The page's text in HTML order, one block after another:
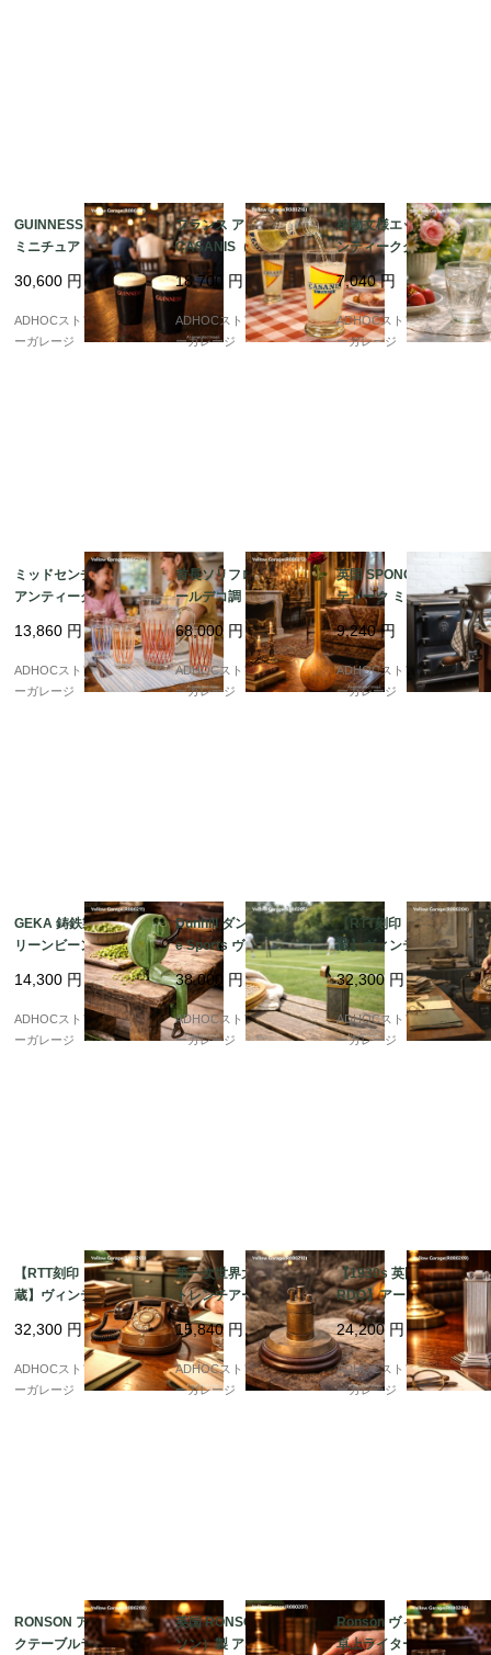
GUINNESS（ギネス）
ミニチュア・パイント
グラス 塩コショウ入れ
2個セット｜アンティー
ク
30,600 円
ADHOCストア・イエロ
ーガレージ
フランス アンティーク
CASANIS（カサニス）
パスティス トールグラ
ス 5客セット ? 鮮やか
な黄×赤トライアングル
デザイン ?
18,700 円
ADHOCストア・イエロ
ーガレージ
植物文様エッチング ア
ンティークグラス（高
さ10cm）
7,040円
ADHOCストア・イエロ
ーガレージ
ミッドセンチュリー・
アンティークガラス ピ
ッチャー＆グラス3客セ
ット ? カラーパターン
が美しい手仕事の逸品
13,860 円
ADHOCストア・イエロ
ーガレージ
首長ソリフロール型 ア
ールデコ調 アンティー
クガラス花瓶
68,000 円
ADHOCストア・イエロ
ーガレージ
英国 SPONG社製 アン
ティーク ミートグライ
ンダー No.90 鋳鉄製 手
廻し式 クランプ固定タ
イプ（LONDON刻印）
9,240円
ADHOCストア・イエロ
ーガレージ
GEKA 鋳鉄製 手廻しグ
リーンビーンカッター
? 重厚な工業美を宿す
アンティーク・キッチ
ンツール ?
14,300 円
ADHOCストア・イエロ
ーガレージ
Dunhill ダンヒル Uniqu
e Sports ヴィンテージ
ライター 英国製
38,000 円
ADHOCストア・イエロ
ーガレージ
【RTT刻印・ベル内
蔵】ヴィンテージ携帯
型ダイヤル式電話機（1
950年代・ベルギー
製）
32,300 円
ADHOCストア・イエロ
ーガレージ
【RTT刻印・ベル内
蔵】ヴィンテージ携帯
型ダイヤル式電話機（1
950年代・ベルギー
32,300 円
ADHOCストア・イエロ
ーガレージ
第一次世界大戦期 英国
トレンチアートとされ
る真鍮製テーブルライ
ター ? 重厚な存在感を
放つ希少作
15,840 円
ADHOCストア・イエロ
ーガレージ
【1930s 英国製 McMU
RDO】アール・デコ 建
築的フォルムのアンテ
ィーク・テーブルライ
ター
24,200 円
ADHOCストア・イエロ
ーガレージ
RONSON アンティー
クテーブルライター｜
英国 RONSON（ロン
ソン）製 アンティーク
Ronson ヴィンテージ
卓上ライター｜英国製